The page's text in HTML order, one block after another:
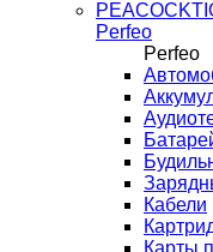
Perfeo
Perfeo
Кабели
Карты